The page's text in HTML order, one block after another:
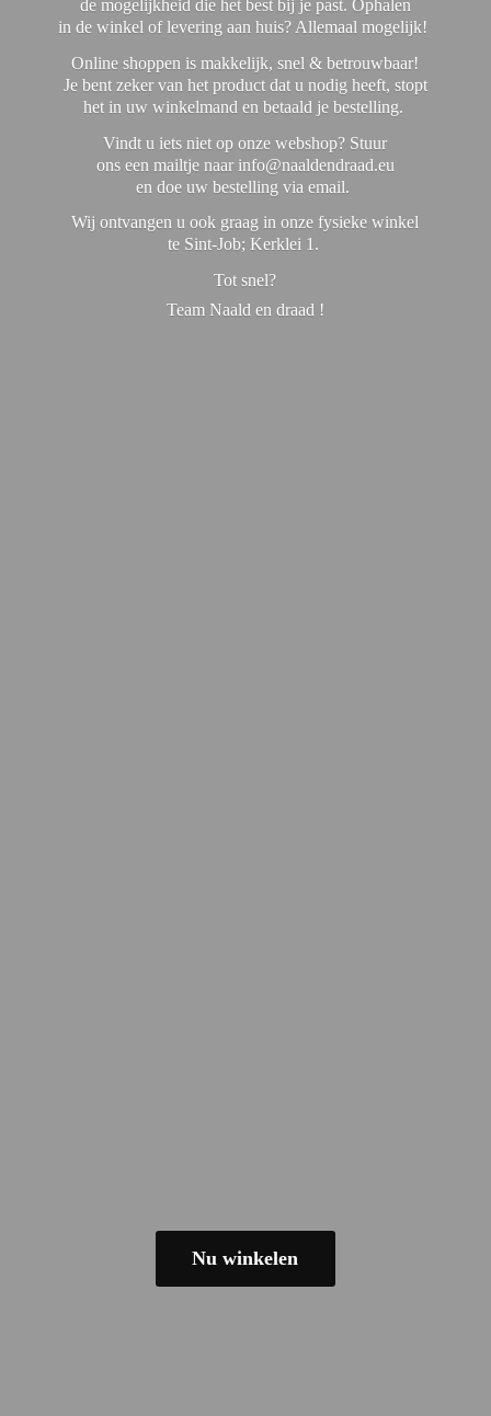
de mogelijkheid die het best bij je past. Ophalen
in de winkel of levering aan huis? Allemaal mogelijk!
Online shoppen is makkelijk, snel & betrouwbaar!
Je bent zeker van het product dat u nodig heeft, stopt
het in uw winkelmand en betaald je bestelling.
Vindt u iets niet op onze webshop? Stuur
ons een mailtje naar info@naaldendraad.eu
en doe uw bestelling via email.
Wij ontvangen u ook graag in onze fysieke winkel
te Sint-Job; Kerklei 1.
Tot snel?
Team Naald en draad !
Nu winkelen